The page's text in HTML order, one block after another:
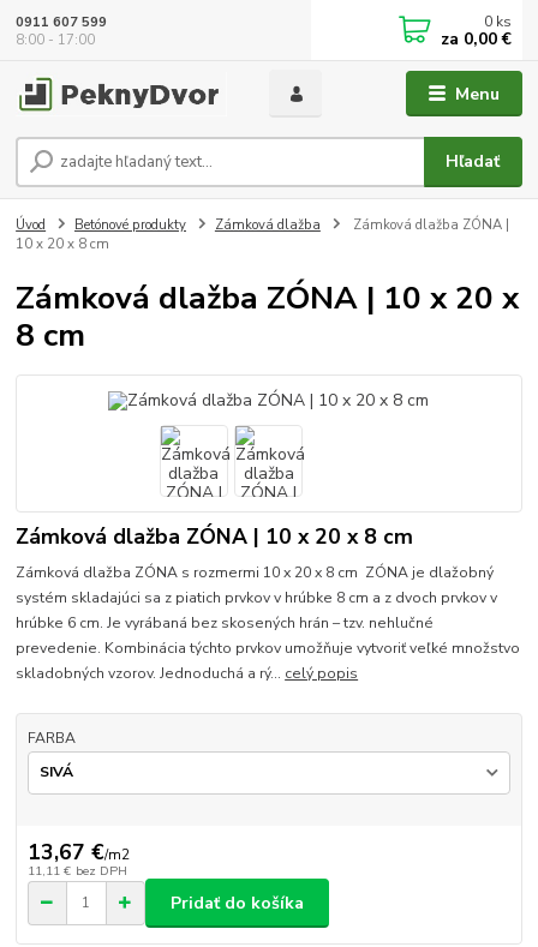
Menu
Hľadať
0911 607 599
8:00 - 17:00
0 ks
za 0,00 €
Úvod Betónové produkty Zámková dlažba
Zámková dlažba ZÓNA |
10 x 20 x 8 cm
Zámková dlažba ZÓNA | 10 x 20 x
8 cm
Zámková dlažba ZÓNA | 10 x 20 x 8 cm
Zámková dlažba ZÓNA s rozmermi 10 x 20 x 8 cm ZÓNA je dlažobný
systém skladajúci sa z piatich prvkov v hrúbke 8 cm a z dvoch prvkov v
hrúbke 6 cm. Je vyrábaná bez skosených hrán – tzv. nehlučné
prevedenie. Kombinácia týchto prvkov umožňuje vytvoriť veľké množstvo
skladobných vzorov. Jednoduchá a rý... celý popis
FARBA
13,67 €/m2
11,11 € bez DPH
Pridať do košíka